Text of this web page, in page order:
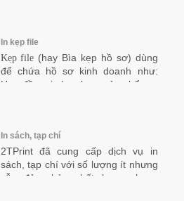
ta đã biết hay không, và
catalogue, in brochure như thế
nào, ở đâu? Hãy cùngXưởng in 2T
tìm hiểu qua bài viết dưới đây nhé!
In kẹp file
Kẹp file(hay Bìa kẹp hồ sơ) dùng
để chứa hồ sơ kinh doanh như:
Hợp đồng, in brochure sản phẩm
In sách, tạp chí
2TPrint đã cung cấp dịch vụ in
sách, tạp chí với số lượng ít nhưng
vẫn đảm bảo chất lượng hoàn